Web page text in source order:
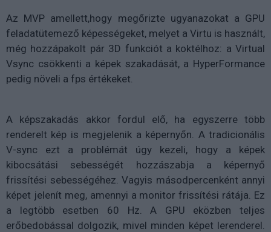
Az MVP amellett,hogy megőrizte ugyanazokat a GPU
feladatütemező képességeket, melyet a Virtu is használt,
még hozzápakolt pár 3D funkciót a koktélhoz: a Virtual
Vsync csökkenti a képek szakadását, a HyperFormance
pedig növeli a fps értékeket.
A képszakadás akkor fordul elő, ha egyszerre több
renderelt kép is megjelenik a képernyőn. A tradicionális
V-sync ezt a problémát úgy kezeli, hogy a képek
kibocsátási sebességét hozzászabja a képernyő
frissítési sebességéhez. Vagyis másodpercenként annyi
képet jelenít meg, amennyi a monitor frissítési rátája. Ez
a legtöbb esetben 60 Hz. A GPU eközben teljes
erőbedobással dolgozik, mivel minden képet lerenderel.